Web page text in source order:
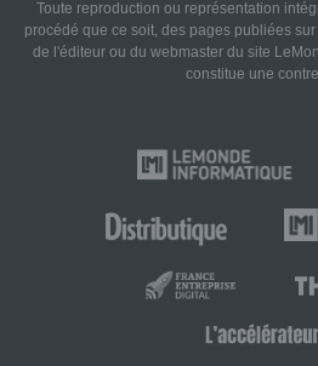
Toute reproduction ou représentation
procédé que ce soit, des pages publiées
de l'éditeur ou du webmaster du site
constitue une